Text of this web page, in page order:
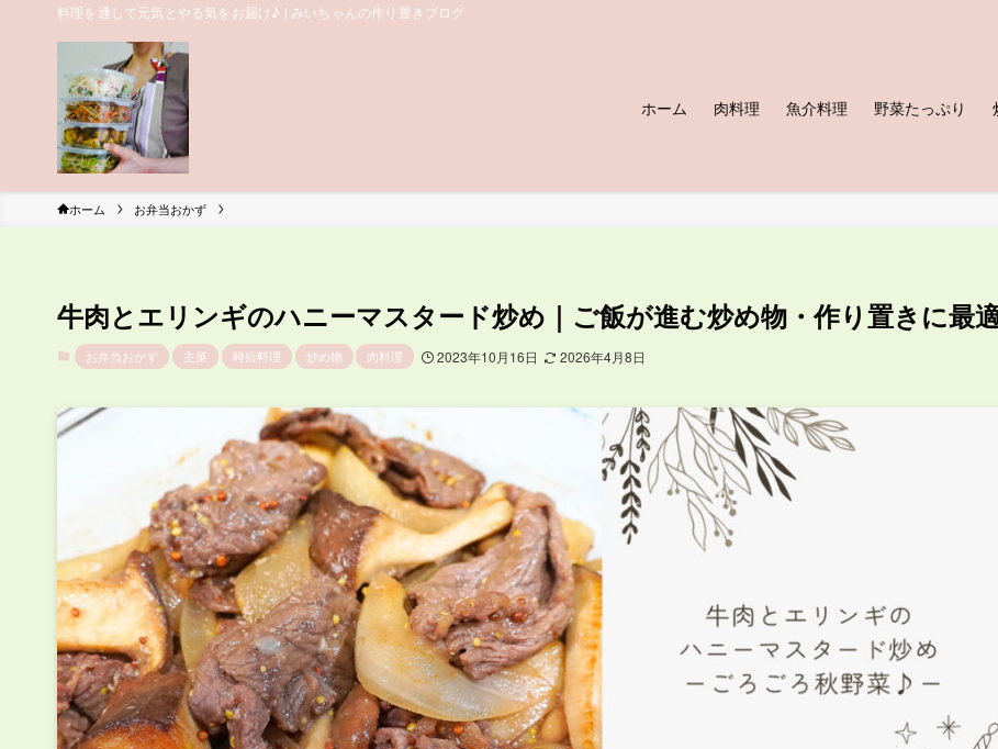
料理を通して元気とやる気をお届け♪ | みいちゃんの作り置きブログ
ホーム 肉料理 魚介料理 野菜たっぷり
ホーム お弁当おかず
牛肉とエリンギのハニーマスタード炒め｜ご飯が進む炒め物・作り置きに最
お弁当おかず 主菜 時短料理 炒め物 肉料理 2023年10月16日 2026年4月8日